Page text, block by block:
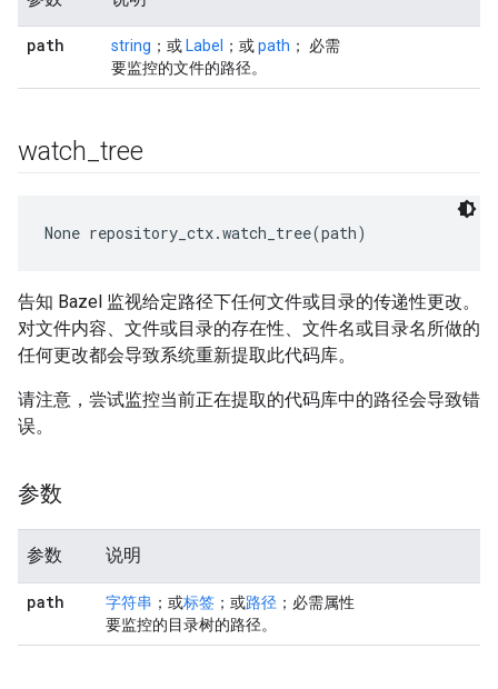
path string ；或 Label ；或path ； 必需
要监控的文件的路径。
watch tree
None repository_ctx.watch_tree(path)
告知 Bazel 监视给定路径下任何文件或目录的传递性更改。
对文件内容、文件或目录的存在性、文件名或目录名所做的
任何更改都会导致系统重新提取此代码库。
请注意，尝试监控当前正在提取的代码库中的路径会导致错
误。
参数
参数 说明
path 字符串 ；或标签 ；或路径 ；必需属性
要监控的目录树的路径。